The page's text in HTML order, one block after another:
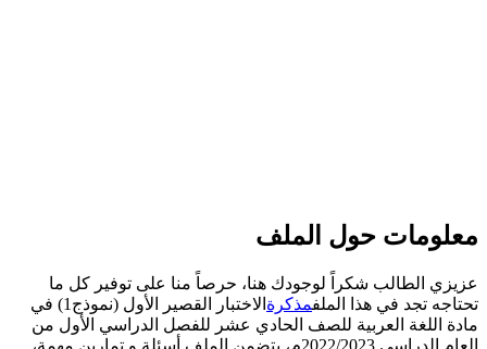
معلومات حول الملف
عزيزي الطالب شكراً لوجودك هنا، حرصاً منا على توفير كل ما
تحتاجه تجد في هذا الملفمذكرة
الاختبار القصير الأول (نموذج1) في
مادة اللغة العربية للصف الحادي عشر للفصل الدراسي الأول من
العام الدراسي 2022/2023م، يتضمن الملف أسئلة و تمارين مهمة،